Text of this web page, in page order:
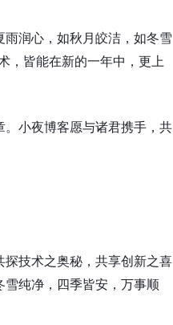
润心，如秋月皎洁，如冬雪
，皆能在新的一年中，更上
小夜博客愿与诸君携手，共
技术之奥秘，共享创新之喜
纯净，四季皆安，万事顺